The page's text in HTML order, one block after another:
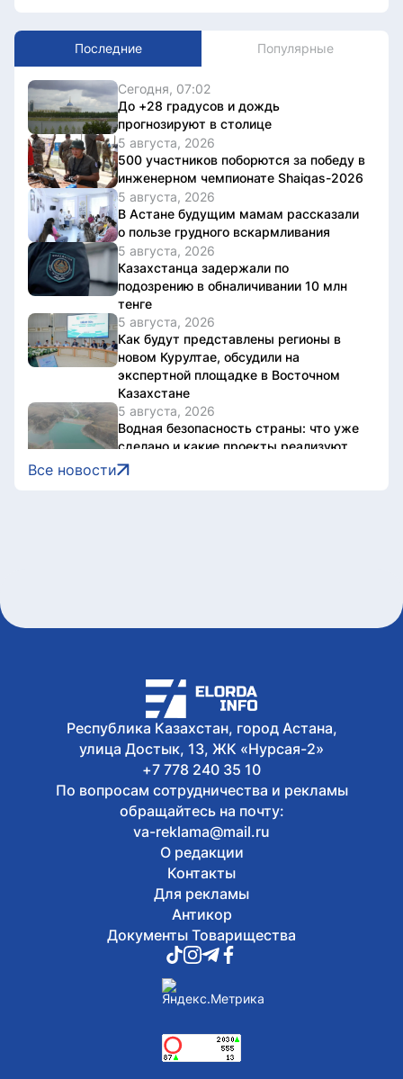
Последние Популярные
Сегодня, 07:02
До +28 градусов и дождь
прогнозируют в столице
5 августа, 2026
500 участников поборются за победу в
инженерном чемпионате Shaiqas-2026
5 августа, 2026
В Астане будущим мамам рассказали
о пользе грудного вскармливания
5 августа, 2026
Казахстанца задержали по
подозрению в обналичивании 10 млн
тенге
5 августа, 2026
Как будут представлены регионы в
новом Курултае, обсудили на
экспертной площадке в Восточном
Казахстане
5 августа, 2026
Водная безопасность страны: что уже
сделано и какие проекты реализуют
до 2030 года
5 августа, 2026
Президент принял председателя
правления холдинга «Байтерек»
Рустама Карагойшина
Все новости
Республика Казахстан, город Астана,
улица Достык, 13, ЖК «Нурсая-2»
+7 778 240 35 10
По вопросам сотрудничества и рекламы
обращайтесь на почту:
va-reklama@mail.ru
О редакции
Контакты
Для рекламы
Антикор
Документы Товарищества